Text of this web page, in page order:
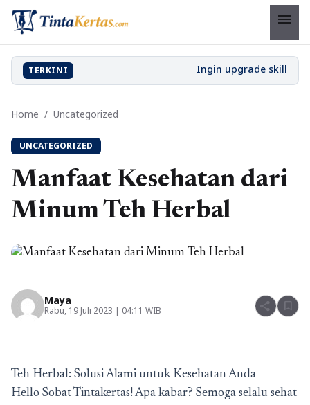
menu
TERKINI
Home / Uncategorized
UNCATEGORIZED
Manfaat Kesehatan dari
Minum Teh Herbal
Maya
Rabu, 19 Juli 2023 | 04:11 WIB share bookmark
Teh Herbal: Solusi Alami untuk Kesehatan Anda
Hello Sobat Tintakertas! Apa kabar? Semoga selalu sehat